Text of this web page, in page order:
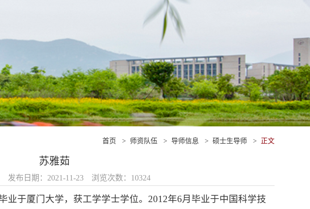
首页 > 师资队伍 > 导师信息 > 硕士生导师 > 正文
苏雅茹
布日期：2021-11-23 浏览次数： 10324
业于厦门大学，获工学学士学位。2012年6月毕业于中国科学技